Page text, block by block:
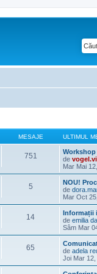
MESAJE ULTIMUL
751
de
Mar Mai
5
NOU!
de
Mar Oct
14
Informații
de emilia
Sâm Mar
65
de adela
Joi Mar